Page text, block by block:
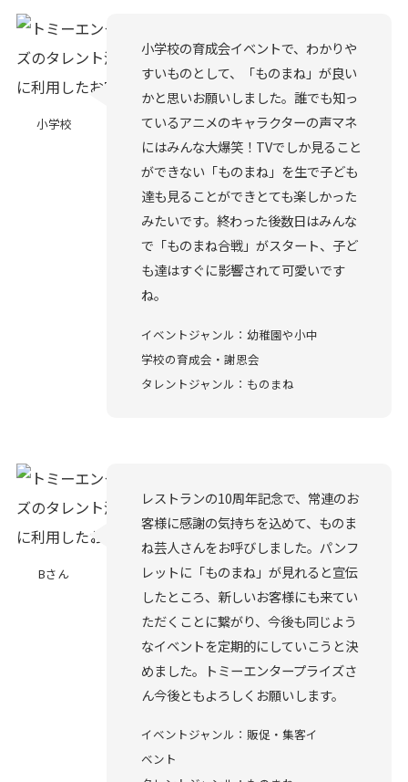
小学校
小学校の育成会イベントで、わかりや
すいものとして、「ものまね」が良い
かと思いお願いしました。誰でも知っ
ているアニメのキャラクターの声マネ
にはみんな大爆笑！TVでしか見ること
ができない「ものまね」を生で子ども
達も見ることができとても楽しかった
みたいです。終わった後数日はみんな
で「ものまね合戦」がスタート、子ど
も達はすぐに影響されて可愛いです
ね。
イベントジャンル：幼稚園や小中
学校の育成会・謝恩会
タレントジャンル：ものまね
Bさん
レストランの10周年記念で、常連のお
客様に感謝の気持ちを込めて、ものま
ね芸人さんをお呼びしました。パンフ
レットに「ものまね」が見れると宣伝
したところ、新しいお客様にも来てい
ただくことに繋がり、今後も同じよう
なイベントを定期的にしていこうと決
めました。トミーエンタープライズさ
ん今後ともよろしくお願いします。
イベントジャンル：販促・集客イ
ベント